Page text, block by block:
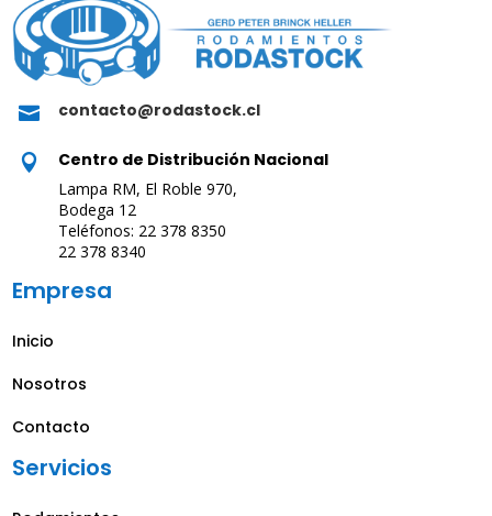
 contacto@rodastock.cl
 Centro de Distribución Nacional
Lampa RM, El Roble 970,
Bodega 12
Teléfonos: 22 378 8350
22 378 8340
Empresa
Inicio
Nosotros
Contacto
Servicios